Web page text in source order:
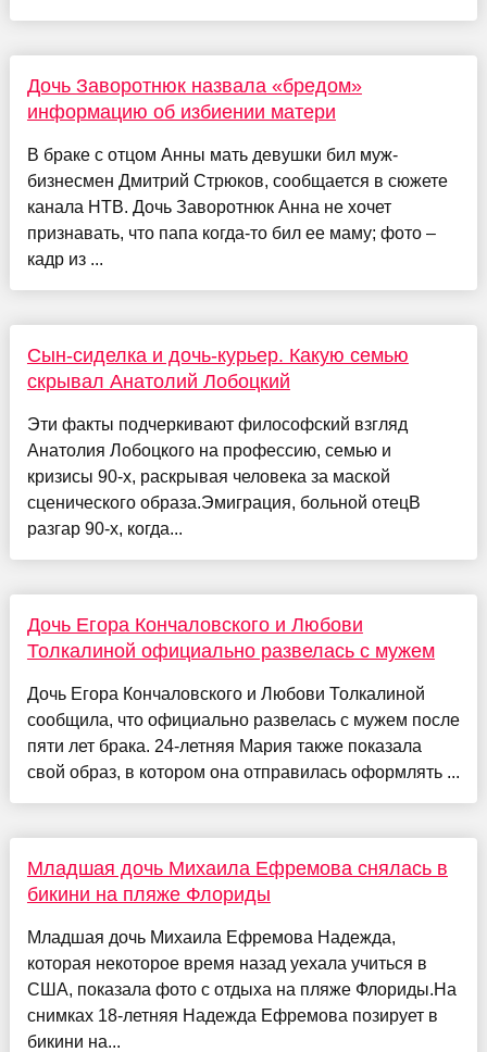
Дочь Заворотнюк назвала «бредом»
информацию об избиении матери
В браке с отцом Анны мать девушки бил муж-
бизнесмен Дмитрий Стрюков, сообщается в сюжете
канала НТВ. Дочь Заворотнюк Анна не хочет
признавать, что папа когда-то бил ее маму; фото –
кадр из ...
Сын-сиделка и дочь-курьер. Какую семью
скрывал Анатолий Лобоцкий
Эти факты подчеркивают философский взгляд
Анатолия Лобоцкого на профессию, семью и
кризисы 90-х, раскрывая человека за маской
сценического образа.Эмиграция, больной отецВ
разгар 90-х, когда...
Дочь Егора Кончаловского и Любови
Толкалиной официально развелась с мужем
Дочь Егора Кончаловского и Любови Толкалиной
сообщила, что официально развелась с мужем после
пяти лет брака. 24-летняя Мария также показала
свой образ, в котором она отправилась оформлять ...
Младшая дочь Михаила Ефремова снялась в
бикини на пляже Флориды
Младшая дочь Михаила Ефремова Надежда,
которая некоторое время назад уехала учиться в
США, показала фото с отдыха на пляже Флориды.На
снимках 18-летняя Надежда Ефремова позирует в
бикини на...